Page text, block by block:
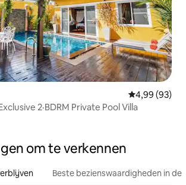
Gemiddelde
4,99 (93)
2·BDRM Private Pool Villa
om te verkennen
Beste bezienswaardigheden in de